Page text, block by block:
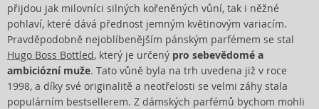
přijdou jak milovníci silných kořeněných vůní, tak i něžné
pohlaví, které dává přednost jemným květinovým variacím.
Pravděpodobně nejoblíbenějším pánským parfémem se stal
Hugo Boss Bottled, který je určený pro sebevědomé a
ambiciózní muže. Tato vůně byla na trh uvedena již v roce
1998, a díky své originalitě a neotřelosti se velmi záhy stala
populárním bestsellerem. Z dámských parfémů bychom mohli